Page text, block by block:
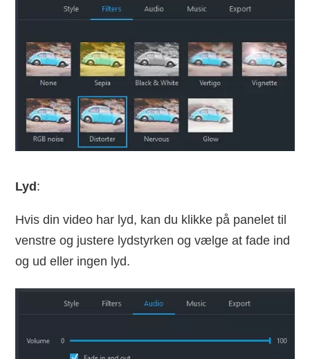
Lyd :
Hvis din video har lyd, kan du klikke på panelet til
venstre og justere lydstyrken og vælge at fade ind
og ud eller ingen lyd.